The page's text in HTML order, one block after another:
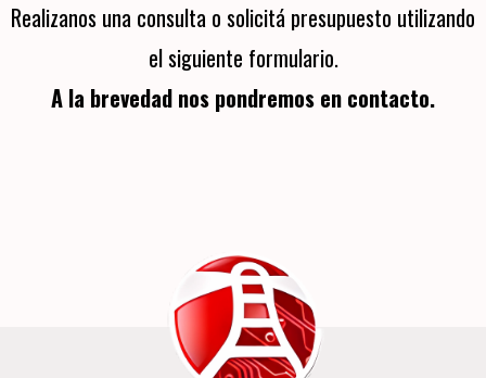
Realizanos una consulta o solicitá presupuesto utilizando
el siguiente formulario.
A la brevedad nos pondremos en contacto.